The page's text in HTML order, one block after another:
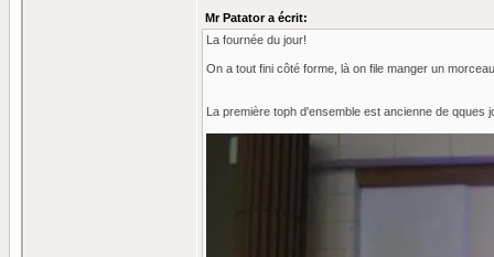
Mr Patator a écrit:
La fournée du jour!
On a tout fini côté forme, là on file manger un
La première toph d'ensemble est ancienne de qques